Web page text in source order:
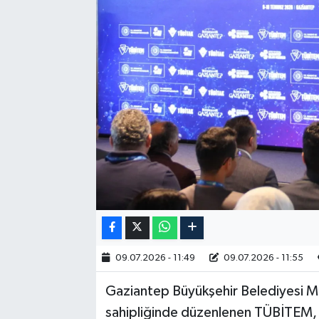
09.07.2026 - 11:49 09.07.2026 - 11:55
Gaziantep Büyükşehir Belediyesi
sahipliğinde düzenlenen